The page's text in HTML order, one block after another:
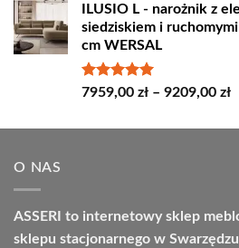
ILUSIO L - narożnik z
siedziskiem i
cm WERSAL
Oceniono
7959,00 zł – 9209,00 zł
O NAS
ASSERI to internetowy sklep
sklepu stacjonarnego w